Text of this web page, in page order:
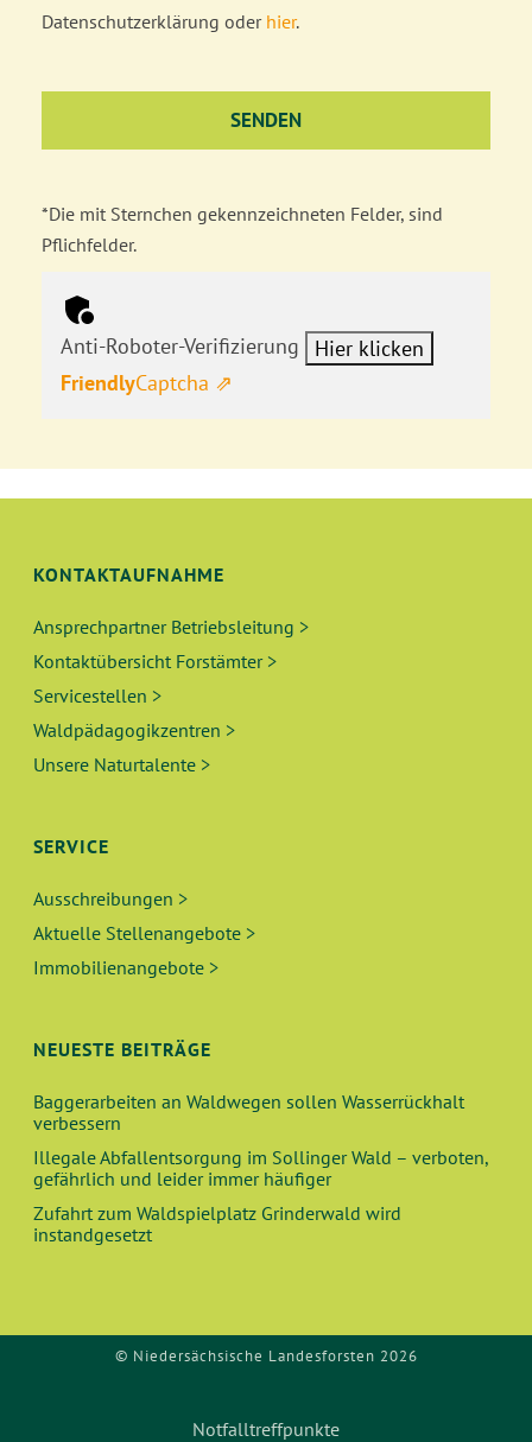
Datenschutzerklärung oder hier.
*Die mit Sternchen gekennzeichneten Felder, sind
Pflichfelder.
Anti-Roboter-Verifizierung
Hier klicken
FriendlyCaptcha ⇗
KONTAKTAUFNAHME
Ansprechpartner Betriebsleitung >
Kontaktübersicht Forstämter >
Servicestellen >
Waldpädagogikzentren >
Unsere Naturtalente >
SERVICE
Ausschreibungen >
Aktuelle Stellenangebote >
Immobilienangebote >
NEUESTE BEITRÄGE
Baggerarbeiten an Waldwegen sollen Wasserrückhalt
verbessern
Illegale Abfallentsorgung im Sollinger Wald – verboten,
gefährlich und leider immer häufiger
Zufahrt zum Waldspielplatz Grinderwald wird
instandgesetzt
© Niedersächsische Landesforsten 2026
Notfalltreffpunkte